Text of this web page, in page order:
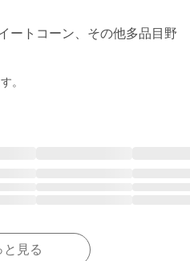
ートコーン、その他多品目野
。
と見る